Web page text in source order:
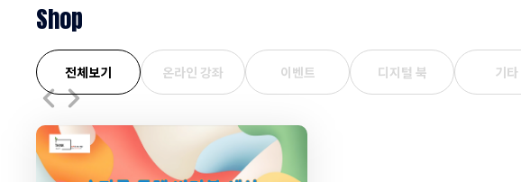
Shop
전체보기 온라인 강좌 이벤트 디지털 북 기타